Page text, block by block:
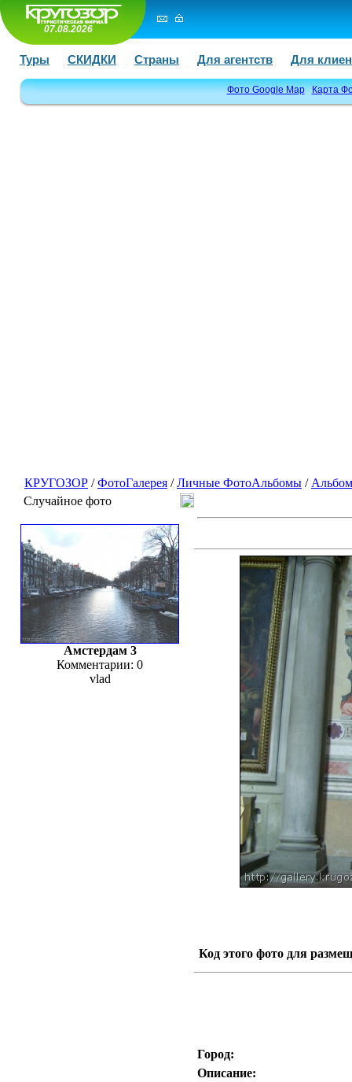
07.08.2026
Туры СКИДКИ Страны Для агентств Для
Фото Google Map Карта
КРУГОЗОР /ФотоГалерея /Личные ФотоАльбомы /
Случайное фото
Амстердам 3
Комментарии: 0
vlad
Код этого фото для
Город:
Описание: